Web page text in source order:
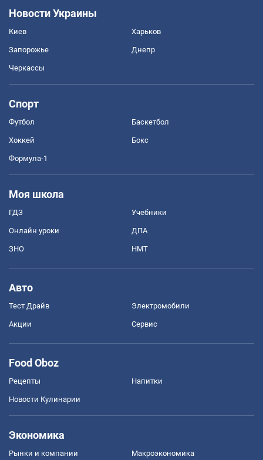
Новости Украины
Киев Харьков
Запорожье Днепр
Черкассы
Спорт
Футбол Баскетбол
Хоккей Бокс
Формула-1
Моя школа
ГДЗ Учебники
Онлайн уроки ДПА
ЗНО НМТ
Авто
Тест Драйв Электромобили
Акции Сервис
Food Oboz
Рецепты Напитки
Новости Кулинарии
Экономика
Рынки и компании Mакроэкономика